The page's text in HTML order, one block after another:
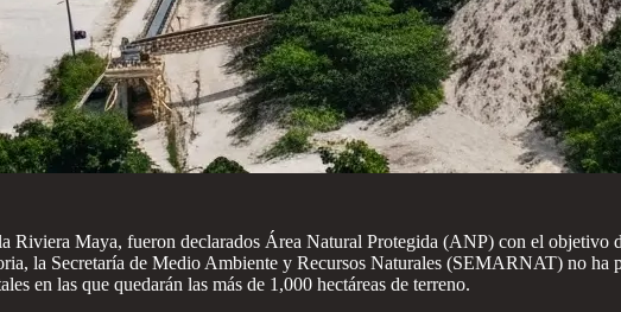
Riviera Maya, fueron declarados Área Natural Protegida (ANP) con el objetivo
la Secretaría de Medio Ambiente y Recursos Naturales (SEMARNAT) no ha
en las que quedarán las más de 1,000 hectáreas de terreno.